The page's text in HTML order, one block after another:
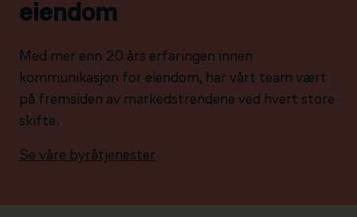
eiendom
Med mer enn 20 års erfaringen innen
kommunikasjon for eiendom, har vårt team vært
på fremsiden av markedstrendene ved hvert store
skifte.
Se våre byråtjenester